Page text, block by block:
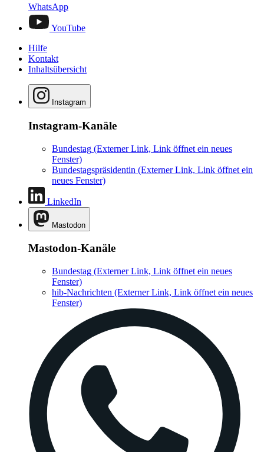
WhatsApp
YouTube
Hilfe
Kontakt
Inhaltsübersicht
Instagram
Instagram-Kanäle
Bundestag (Externer Link, Link öffnet ein neues
Fenster)
Bundestagspräsidentin (Externer Link, Link öffnet ein
neues Fenster)
LinkedIn
Mastodon
Mastodon-Kanäle
Bundestag (Externer Link, Link öffnet ein neues
Fenster)
hib-Nachrichten (Externer Link, Link öffnet ein neues
Fenster)